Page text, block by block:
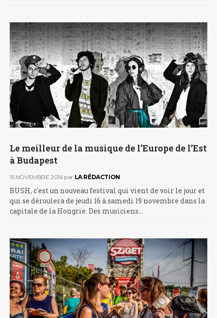
Le meilleur de la musique de l’Europe de l’Est
à Budapest
15 NOVEMBRE 2016 par LA RÉDACTION
BUSH, c'est un nouveau festival qui vient de voir le jour et
qui se déroulera de jeudi 16 à samedi 19 novembre dans la
capitale de la Hongrie. Des musiciens…